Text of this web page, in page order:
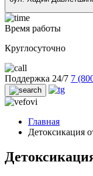
Время работы
Круглосуточно
Поддержка 24/7 7
Главная
Детоксикация